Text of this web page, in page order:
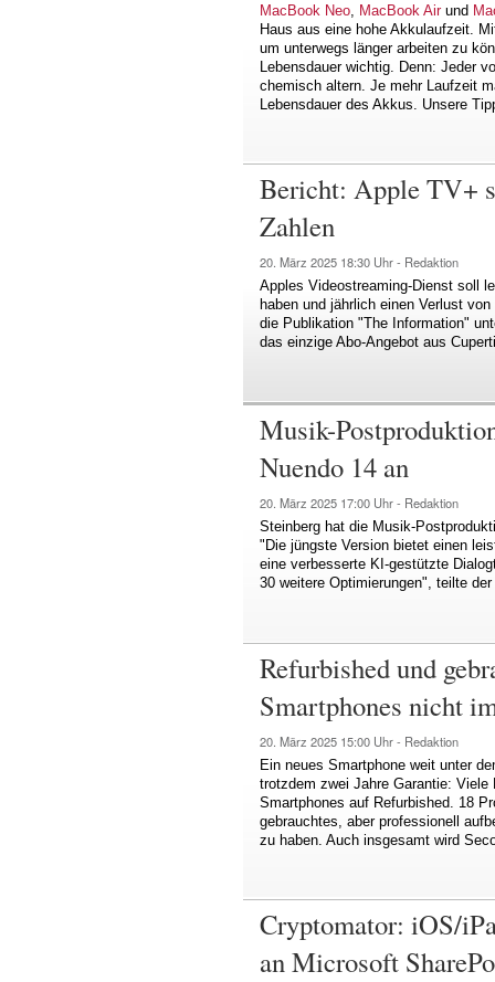
MacBook Neo MacBook Airund
Haus aus eine hohe Akkulaufzeit.
um unterwegs länger arbeiten zu
Lebensdauer wichtig. Denn: Jeder
chemisch altern. Je mehr Laufzeit
Lebensdauer des Akkus. Unsere
Bericht: Apple TV+
Zahlen
20. März 2025 18:30 Uhr - Redaktion
Apples Videostreaming-Dienst soll
haben und jährlich einen Verlust
die Publikation "The Information"
das einzige Abo-Angebot aus
Musik-
Nuendo 14 an
20. März 2025 17:00 Uhr - Redaktion
Steinberg hat die Musik-
"Die jüngste Version bietet einen
eine verbesserte KI-gestützte
30 weitere Optimierungen", teilte
Refurbished und
Smartphones nicht
20. März 2025 15:00 Uhr - Redaktion
Ein neues Smartphone weit unter
trotzdem zwei Jahre Garantie:
Smartphones auf Refurbished. 18
gebrauchtes, aber professionell
zu haben. Auch insgesamt wird
Cryptomator: iOS/
an Microsoft